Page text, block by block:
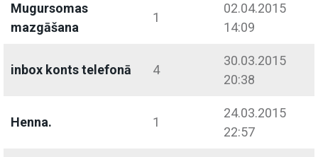
Mugursomas
mazgāšana
1
02.04.2015
14:09
inbox konts telefonā 4
30.03.2015
20:38
Henna. 1
24.03.2015
22:57